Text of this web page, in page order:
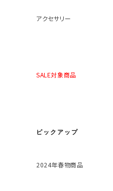
アクセサリー
SALE対象商品
ピックアップ
2024年春物商品